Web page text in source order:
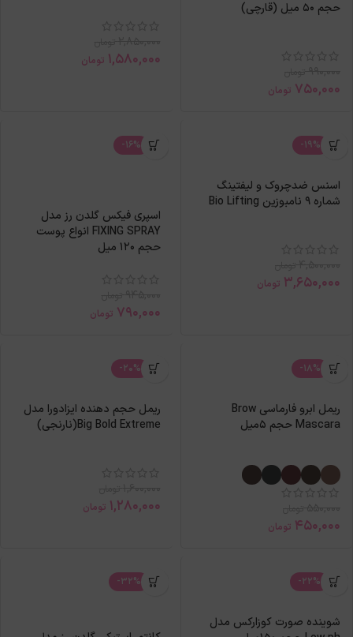
حجم 50 ميل (قارچی)
750,000 تومان
1,580,000 تومان
-19%
اسنس ضدچروک و لیفتینگ
شماره 9 نامبوزین Bio Lifting
3,650,000 تومان
-16%
اسپري فيكس گلدن رز مدل
FIXING SPRAY انواع پوست
حجم 120 ميل
790,000 تومان
-18%
ریمل ابرو فارماسی Brow
Mascara حجم 5میل
450,000 تومان
-20%
ریمل حجم دهنده ایزادورا مدل
Big Bold Extreme(نارنجی)
1,280,000 تومان
-22%
شوینده صورت کوزارکس مدل
-32%